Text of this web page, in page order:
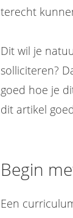
terecht
Dit wil je
solliciteren?
goed hoe je
dit artikel
Begin
Een